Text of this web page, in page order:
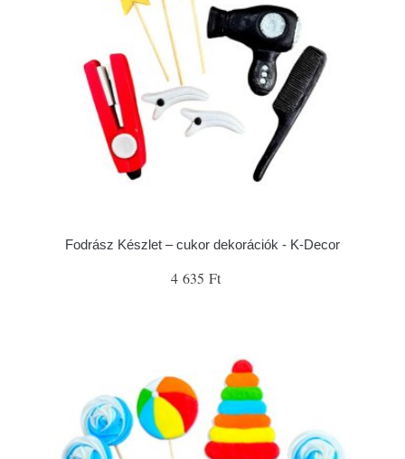
Fodrász Készlet – cukor dekorációk - K-Decor
4 635 Ft